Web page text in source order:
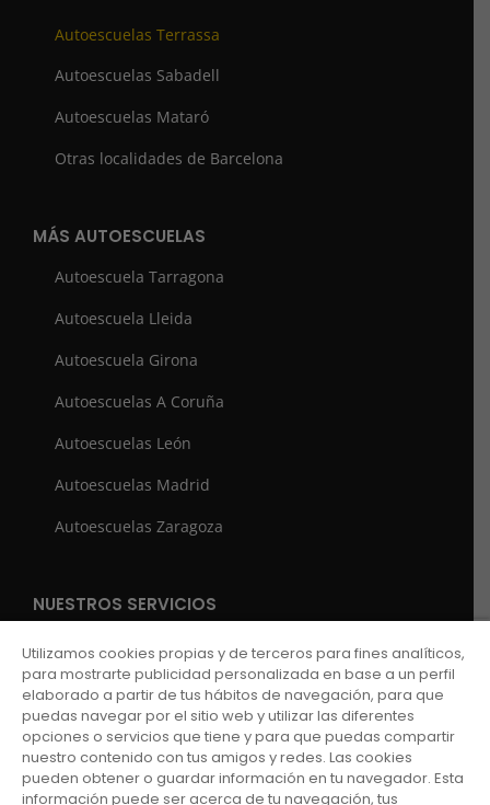
Autoescuelas Terrassa
Autoescuelas Sabadell
Autoescuelas Mataró
Otras localidades de Barcelona
MÁS AUTOESCUELAS
Autoescuela Tarragona
Autoescuela Lleida
Autoescuela Girona
Autoescuelas A Coruña
Autoescuelas León
Autoescuelas Madrid
Autoescuelas Zaragoza
NUESTROS SERVICIOS
Carnet de coche
Carnet de moto
Curso de recuperación de puntos del carnet
Carnets profesionales
Utilizamos cookies propias y de terceros para fines analíticos,
para mostrarte publicidad personalizada en base a un perfil
elaborado a partir de tus hábitos de navegación, para que
puedas navegar por el sitio web y utilizar las diferentes
opciones o servicios que tiene y para que puedas compartir
nuestro contenido con tus amigos y redes. Las cookies
pueden obtener o guardar información en tu navegador. Esta
información puede ser acerca de tu navegación, tus